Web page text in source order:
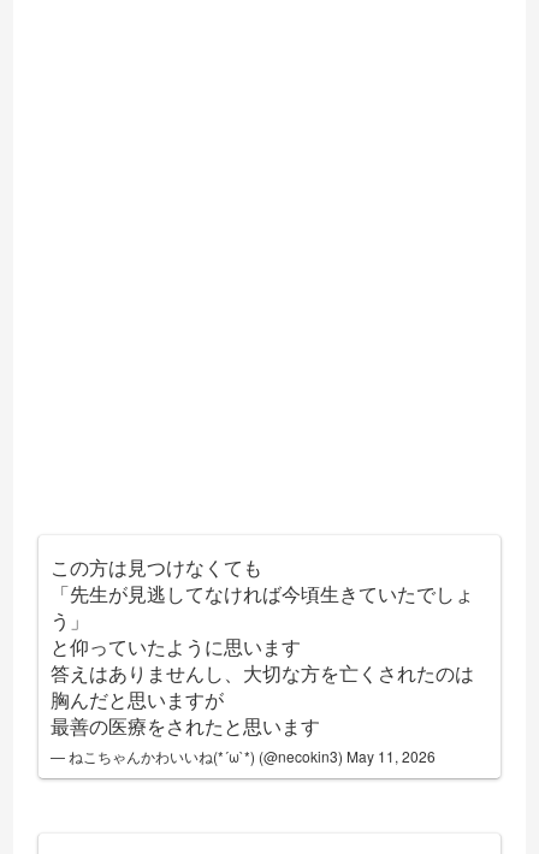
この方は見つけなくても
「先生が見逃してなければ今頃生きていたでしょ
う」
と仰っていたように思います
答えはありませんし、大切な方を亡くされたのは
胸んだと思いますが
最善の医療をされたと思います
— ねこちゃんかわいいね(*´ω`*) (@necokin3) May 11, 2026